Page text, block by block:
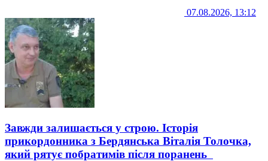
07.08.2026, 13:12
Завжди залишається у строю. Історія
прикордонника з Бердянська Віталія Толочка,
який рятує побратимів після поранень